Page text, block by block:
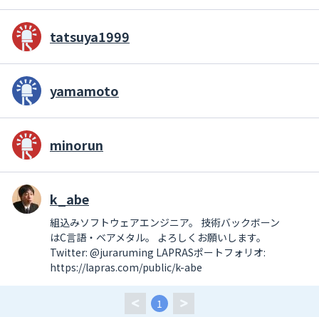
tatsuya1999
yamamoto
minorun
k_abe
組込みソフトウェアエンジニア。 技術バックボーン
はC言語・ベアメタル。 よろしくお願いします。
Twitter: @juraruming LAPRASポートフォリオ:
https://lapras.com/public/k-abe
1